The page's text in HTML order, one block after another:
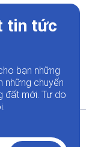
tin tức
bạn những
những chuyến
đất mới. Tự do